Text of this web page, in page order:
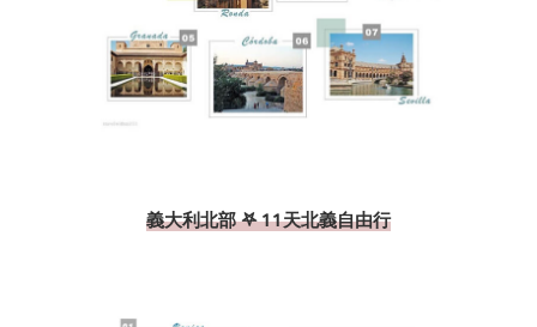
義大利北部 𖤐 11天北義自由行